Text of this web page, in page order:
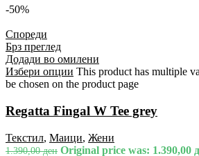
-50%
Спореди
Брз преглед
Додади во омилени
Избери опции This product has multiple
be chosen on the product page
Regatta Fingal W Tee grey
Текстил, Маици, Жени
1.390,00ден Original price was: 1.390,00